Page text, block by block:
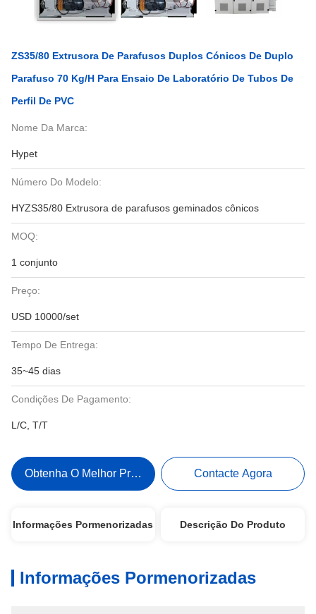
ZS35/80 Extrusora De Parafusos Duplos Cónicos De Duplo
Parafuso 70 Kg/h Para Ensaio De Laboratório De Tubos De
Perfil De PVC
Nome Da Marca:
Hypet
Número Do Modelo:
HYZS35/80 Extrusora de parafusos geminados cônicos
MOQ:
1 conjunto
Preço:
USD 10000/set
Tempo De Entrega:
35~45 dias
Condições De Pagamento:
L/C, T/T
Obtenha O Melhor Preço Contacte Agora
Informações Pormenorizadas Descrição Do Produto
Informações Pormenorizadas